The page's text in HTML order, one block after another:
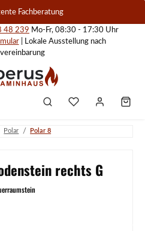
Fachberatung
48 239 Mo-Fr, 08:30 - 17:30 Uhr
| Lokale Ausstellung nach
Polar / Polar 8
rechts G